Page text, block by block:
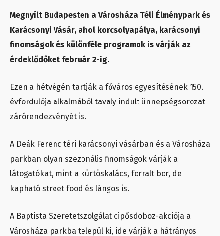
Megnyílt Budapesten a Városháza Téli Élménypark és
Karácsonyi Vásár, ahol korcsolyapálya, karácsonyi
finomságok és különféle programok is várják az
érdeklődőket február 2-ig.
Ezen a hétvégén tartják a főváros egyesítésének 150.
évfordulója alkalmából tavaly indult ünnepségsorozat
zárórendezvényét is.
A Deák Ferenc téri karácsonyi vásárban és a Városháza
parkban olyan szezonális finomságok várják a
látogatókat, mint a kürtöskalács, forralt bor, de
kapható street food és lángos is.
A Baptista Szeretetszolgálat cipősdoboz-akciója a
Városháza parkba települ ki, ide várják a hátrányos